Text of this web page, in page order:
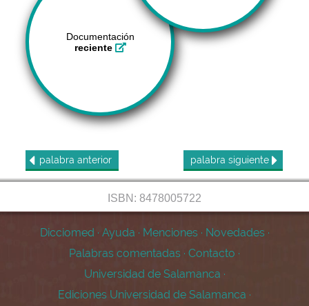
Documentación
reciente
palabra anterior palabra siguiente
ISBN: 8478005722
Dicciomed · Ayuda · Menciones · Novedades ·
Palabras comentadas · Contacto ·
Universidad de Salamanca ·
Ediciones Universidad de Salamanca ·